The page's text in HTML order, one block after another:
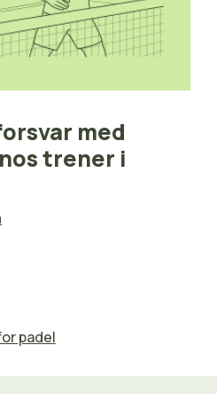
med
trener i
padel